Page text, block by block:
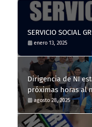
SERVICIO SOCIAL
enero 13, 2025
Dirigencia de NI
próximas horas al
Nahuizalco
agosto 28, 2025